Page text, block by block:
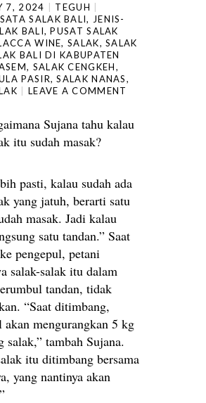
7, 2024
TEGUH
SALAK BALI,
JENIS-
BALI,PUSAT SALAK
WINE,SALAK,SALAK
BALI DI KABUPATEN
, SALAK CENGKEH,
PASIR,SALAK NANAS,
LEAVE A COMMENT
Sujana tahu kalau
itu sudah masak?
pasti, kalau sudah ada
yang jatuh, berarti satu
masak. Jadi kalau
satu tandan.” Saat
pengepul, petani
salak-salak itu dalam
tandan, tidak
“Saat ditimbang,
akan mengurangkan 5 kg
salak,” tambah Sujana.
itu ditimbang bersama
yang nantinya akan